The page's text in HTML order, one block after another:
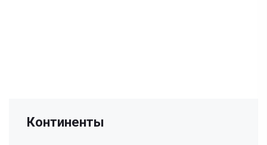
Континенты